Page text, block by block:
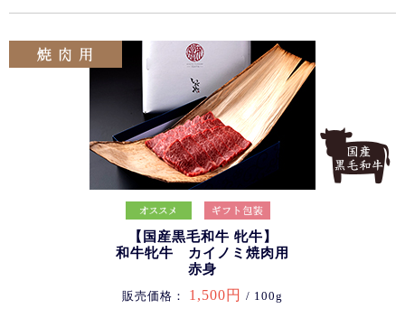
【国産黒毛和牛 牝牛】
和牛牝牛 カイノミ焼肉用
赤身
販売価格： 1,500円 / 100g